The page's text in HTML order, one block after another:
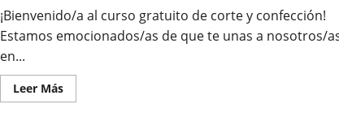
¡Bienvenido/a al curso gratuito de corte y confección!
Estamos emocionados/as de que te unas a nosotros/
en...
Leer MásLeer
más